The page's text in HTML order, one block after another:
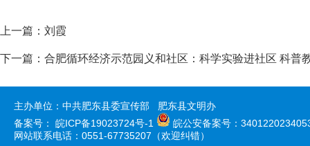
上一篇： 刘霞
下一篇： 合肥循环经济示范园义和社区：科学实验进社区 科普
主办单位：中共肥东县委宣传部 肥东县文明办
备案号： 皖ICP备19023724号-1
皖公安备案号：
网站联系电话：0551-67735207（欢迎纠错）